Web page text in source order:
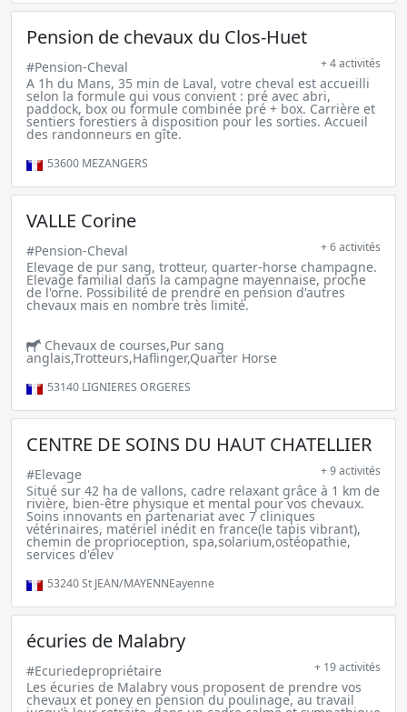
Pension de chevaux du Clos-Huet
#Pension-Cheval + 4 activités
A 1h du Mans, 35 min de Laval, votre cheval est accueilli
selon la formule qui vous convient : pré avec abri,
paddock, box ou formule combinée pré + box. Carrière et
sentiers forestiers à disposition pour les sorties. Accueil
des randonneurs en gîte.
53600 MEZANGERS
VALLE Corine
#Pension-Cheval + 6 activités
Elevage de pur sang, trotteur, quarter-horse champagne.
Elevage familial dans la campagne mayennaise, proche
de l'orne. Possibilité de prendre en pension d'autres
chevaux mais en nombre très limité.
Chevaux de courses,Pur sang
anglais,Trotteurs,Haflinger,Quarter Horse
53140 LIGNIERES ORGERES
CENTRE DE SOINS DU HAUT CHATELLIER
#Elevage + 9 activités
Situé sur 42 ha de vallons, cadre relaxant grâce à 1 km de
rivière, bien-être physique et mental pour vos chevaux.
Soins innovants en partenariat avec 7 cliniques
vétérinaires, matériel inédit en france(le tapis vibrant),
chemin de proprioception, spa,solarium,ostéopathie,
services d'élev
53240St JEAN/MAYENNEayenne
écuries de Malabry
#Ecuriedepropriétaire + 19 activités
Les écuries de Malabry vous proposent de prendre vos
chevaux et poney en pension du poulinage, au travail